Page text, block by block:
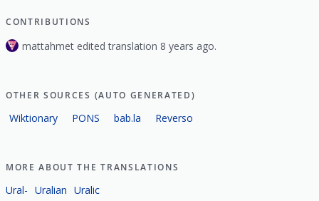
CONTRIBUTIONS
mattahmet edited translation 8 years ago.
OTHER SOURCES (AUTO GENERATED)
Wiktionary PONS bab.la Reverso
MORE ABOUT THE TRANSLATIONS
Ural- Uralian Uralic